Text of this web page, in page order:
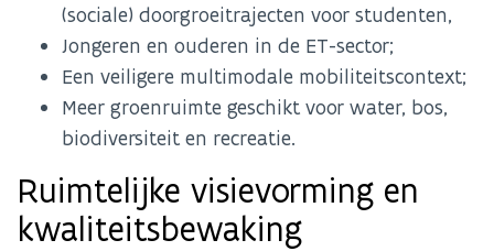
(sociale) doorgroeitrajecten voor studenten,
Jongeren en ouderen in de ET-sector;
Een veiligere multimodale mobiliteitscontext;
Meer groenruimte geschikt voor water, bos,
biodiversiteit en recreatie.
Ruimtelijke visievorming en
kwaliteitsbewaking